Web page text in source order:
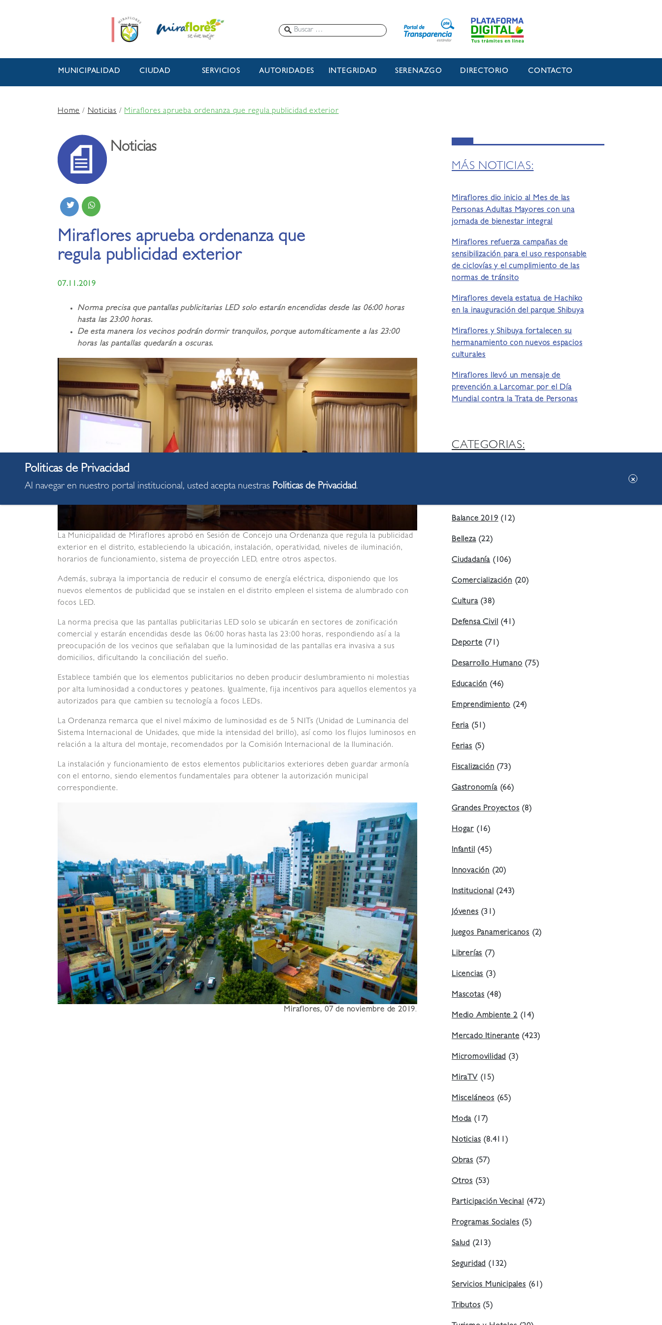
MUNICIPALIDAD CIUDAD SERVICIOS AUTORIDADES INTEGRIDAD SERENAZGO DIRECTORIO CONTACTO
Home/Noticias /Miraflores aprueba ordenanza que regula publicidad exterior
Noticias
Miraflores aprueba ordenanza que
regula publicidad exterior
07.11.2019
Norma precisa que pantallas publicitarias LED solo estarán encendidas desde las 06:00 horas
hasta las 23:00 horas.
De esta manera los vecinos podrán dormir tranquilos, porque automáticamente a las 23:00
horas las pantallas quedarán a oscuras.
La Municipalidad de Miraflores aprobó en Sesión de Concejo una Ordenanza que regula la publicidad
exterior en el distrito, estableciendo la ubicación, instalación, operatividad, niveles de iluminación,
horarios de funcionamiento, sistema de proyección LED, entre otros aspectos.
Además, subraya la importancia de reducir el consumo de energía eléctrica, disponiendo que los
nuevos elementos de publicidad que se instalen en el distrito empleen el sistema de alumbrado con
focos LED.
La norma precisa que las pantallas publicitarias LED solo se ubicarán en sectores de zonificación
comercial y estarán encendidas desde las 06:00 horas hasta las 23:00 horas, respondiendo así a la
preocupación de los vecinos que señalaban que la luminosidad de las pantallas era invasiva a sus
domicilios, dificultando la conciliación del sueño.
Establece también que los elementos publicitarios no deben producir deslumbramiento ni molestias
por alta luminosidad a conductores y peatones. Igualmente, fija incentivos para aquellos elementos ya
autorizados para que cambien su tecnología a focos LEDs.
La Ordenanza remarca que el nivel máximo de luminosidad es de 5 NITs (Unidad de Luminancia del
Sistema Internacional de Unidades, que mide la intensidad del brillo), así como los flujos luminosos en
relación a la altura del montaje, recomendados por la Comisión Internacional de la Iluminación.
La instalación y funcionamiento de estos elementos publicitarios exteriores deben guardar armonía
con el entorno, siendo elementos fundamentales para obtener la autorización municipal
correspondiente.
Miraflores, 07 de noviembre de 2019.
MÁS NOTICIAS:
Miraflores dio inicio al Mes de las
Personas Adultas Mayores con una
jornada de bienestar integral
Miraflores refuerza campañas de
sensibilización para el uso responsable
de ciclovías y el cumplimiento de las
normas de tránsito
Miraflores devela estatua de Hachiko
en la inauguración del parque Shibuya
Miraflores y Shibuya fortalecen su
hermanamiento con nuevos espacios
culturales
Miraflores llevó un mensaje de
prevención a Larcomar por el Día
Mundial contra la Trata de Personas
CATEGORIAS:
Balance 2019(12)
Belleza(22)
Ciudadanía (106)
Comercialización(20)
Cultura(38)
Defensa Civil(41)
Deporte(71)
Desarrollo Humano(75)
Educación(46)
Emprendimiento(24)
Feria (51)
Ferias(5)
Fiscalización(73)
Gastronomía(66)
Grandes Proyectos(8)
Hogar (16)
Infantil(45)
Innovación (20)
Institucional(243)
Jóvenes(31)
Juegos Panamericanos (2)
Librerías(7)
Licencias(3)
Mascotas(48)
Medio Ambiente 2(14)
Mercado Itinerante(423)
Micromovilidad(3)
MiraTV(15)
Misceláneos(65)
Moda(17)
Noticias(8.411)
Obras (57)
Otros (53)
Participación Vecinal(472)
Programas Sociales(5)
Salud (213)
Seguridad(132)
Servicios Municipales(61)
Tributos(5)
Al navegar en nuestro portal institucional, usted acepta nuestras Politicas de Privacidad.